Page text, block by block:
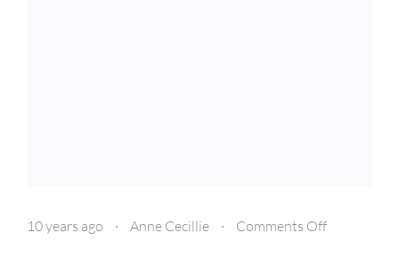
10 years ago · Anne Cecillie · Comments Offon